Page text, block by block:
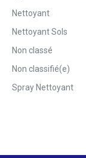
Nettoyant
Nettoyant Sols
Non classé
Non classifié(e)
Spray Nettoyant